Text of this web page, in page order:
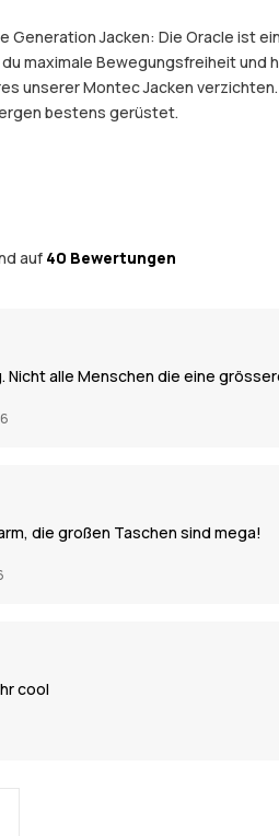
Generation Jacken: Die Oracle ist
maximale Bewegungsfreiheit und
unserer Montec Jacken
bestens gerüstet.
auf 40 Bewertungen
Nicht alle Menschen die eine
die großen Taschen sind mega!
cool